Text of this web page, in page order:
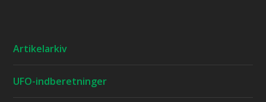
Artikelarkiv
UFO-indberetninger